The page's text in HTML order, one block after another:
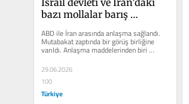
bazı mollalar barış
ABD ile İran arasında anlaşma sağlandı.
Mutabakat zaptında bir görüş birliğine
varıldı. Anlaşma maddelerinden biri
29.06.2026
100
Türkiye